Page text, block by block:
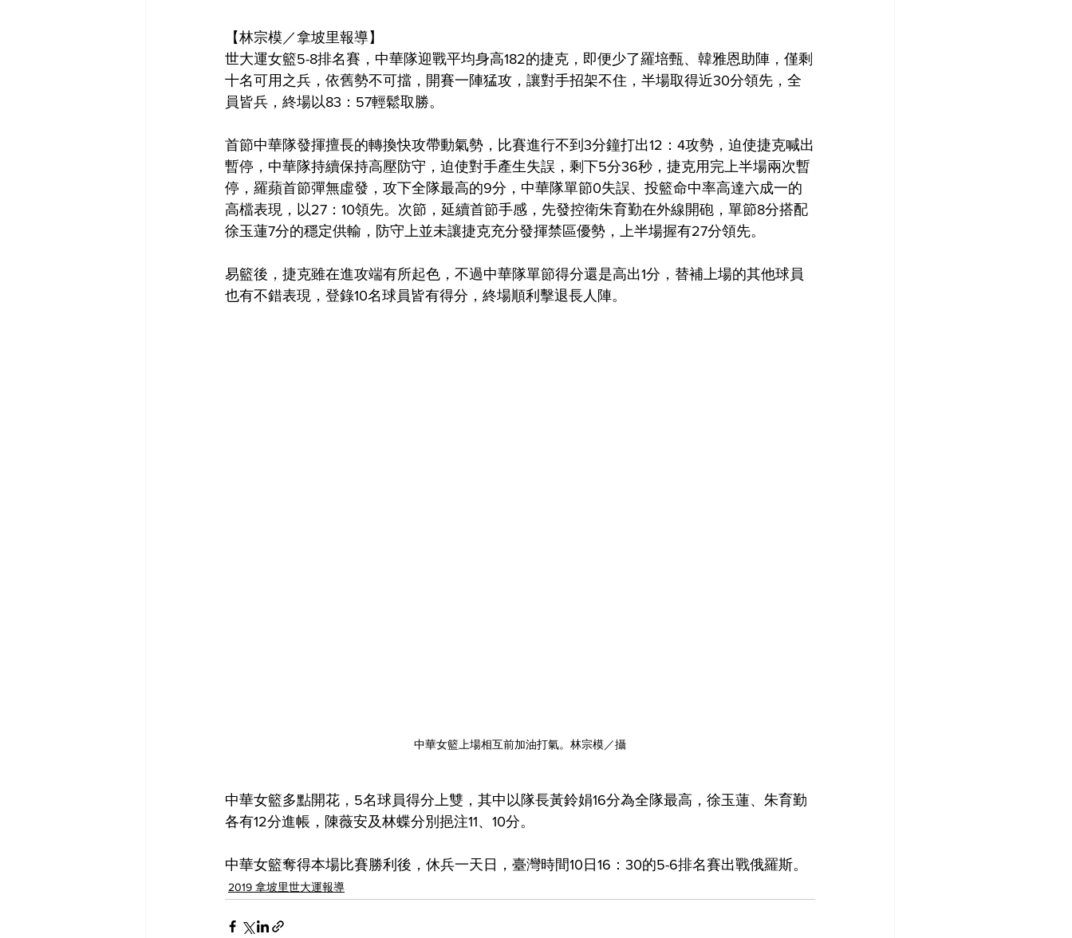
【林宗模／拿坡里報導】
世大運女籃5-8排名賽，中華隊迎戰平均身高182的捷克，即便少了羅培甄、韓雅恩助陣，僅剩
十名可用之兵，依舊勢不可擋，開賽一陣猛攻，讓對手招架不住，半場取得近30分領先，全
員皆兵，終場以83：57輕鬆取勝。
首節中華隊發揮擅長的轉換快攻帶動氣勢，比賽進行不到3分鐘打出12：4攻勢，迫使捷克喊出
暫停，中華隊持續保持高壓防守，迫使對手產生失誤，剩下5分36秒，捷克用完上半場兩次暫
停，羅蘋首節彈無虛發，攻下全隊最高的9分，中華隊單節0失誤、投籃命中率高達六成一的
高檔表現，以27：10領先。次節，延續首節手感，先發控衛朱育勤在外線開砲，單節8分搭配
徐玉蓮7分的穩定供輸，防守上並未讓捷克充分發揮禁區優勢，上半場握有27分領先。
易籃後，捷克雖在進攻端有所起色，不過中華隊單節得分還是高出1分，替補上場的其他球員
也有不錯表現，登錄10名球員皆有得分，終場順利擊退長人陣。
中華女籃上場相互前加油打氣。林宗模／攝
中華女籃多點開花，5名球員得分上雙，其中以隊長黃鈴娟16分為全隊最高，徐玉蓮、朱育勤
各有12分進帳，陳薇安及林蝶分別挹注11、10分。
中華女籃奪得本場比賽勝利後，休兵一天日，臺灣時間10日16：30的5-6排名賽出戰俄羅斯。
2019 拿坡里世大運報導